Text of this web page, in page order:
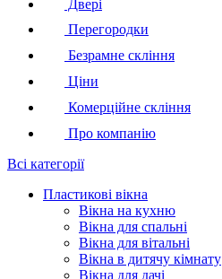
Двері
Перегородки
Безрамне скління
Ціни
Комерційне скління
Про компанію
Всі категорії
Пластикові вікна
Вікна на кухню
Вікна для спальні
Вікна для вітальні
Вікна в дитячу кімнату
Вікна для дачі